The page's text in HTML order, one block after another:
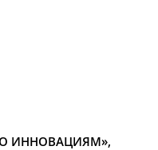
ИННОВАЦИЯМ»‎,